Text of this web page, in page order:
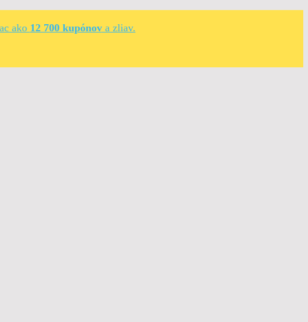
ako 12 700 kupónova zliav.